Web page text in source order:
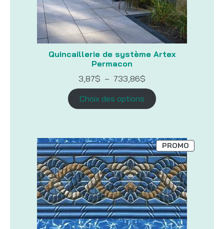
Quincaillerie de système Artex
Permacon
3,87$ – 733,86$
prix :
3,87$
à
Choix des options
PROMOPRODUIT
EN